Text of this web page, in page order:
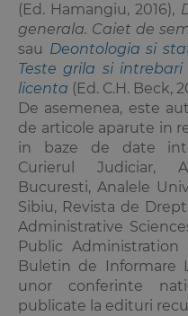
(Ed. Hamangiu, 2016),
generala. Caiet de
sau Deontologia si
Teste grila si
licenta (Ed. C.H. Beck,
De asemenea, este
de articole aparute in
in baze de date
Curierul Judiciar,
Bucuresti, Analele
Sibiu, Revista de
Administrative
Public
Buletin de Informare
unor conferinte
publicate la edituri